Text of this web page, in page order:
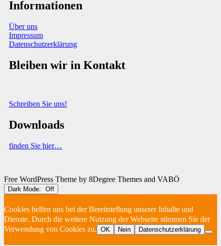
Informationen
Über uns
Impressum
Datenschutzerklärung
Bleiben wir in Kontakt
Schreiben Sie uns!
Downloads
finden Sie hier…
Free WordPress Theme by 8Degree Themes and VABÖ
Dark Mode:
Cookies helfen uns bei der Bereitstellung unserer Inhalte und
Dienste. Durch die weitere Nutzung der Webseite stimmen Sie der
Verwendung von Cookies zu. OK Nein Datenschutzerklärung